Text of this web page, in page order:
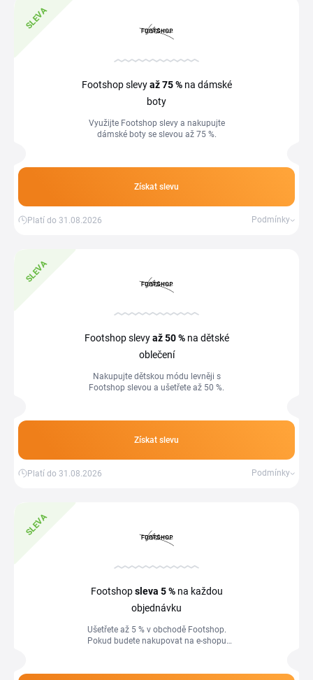
SLEVA
Footshop slevyaž 75 %na dámské
boty
Využijte Footshop slevy a nakupujte
dámské boty se slevou až 75 %.
Získat slevu
Platí do 31.08.2026 Podmínky
SLEVA
Footshop slevyaž 50 %na dětské
oblečení
Nakupujte dětskou módu levněji s
Footshop slevou a ušetřete až 50 %.
Získat slevu
Platí do 31.08.2026 Podmínky
SLEVA
Footshopsleva 5 %na každou
objednávku
Ušetřete až 5 % v obchodě Footshop.
Pokud budete nakupovat na e-shopu
program přináší i další výhody pro